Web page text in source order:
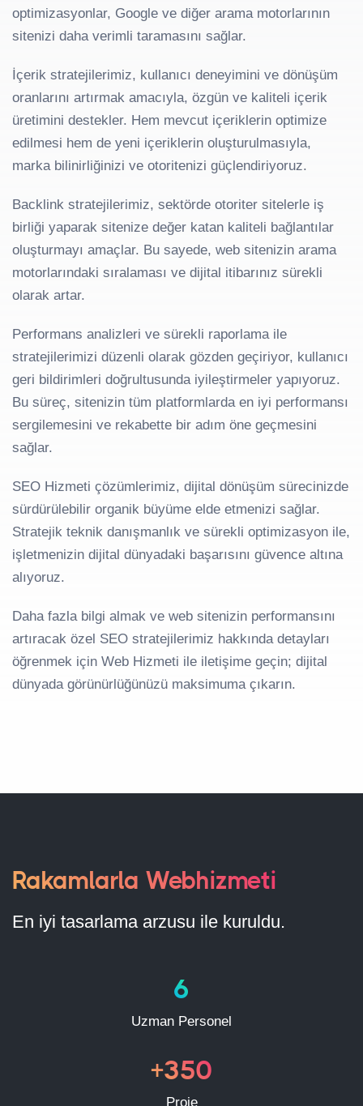
optimizasyonlar, Google ve diğer arama motorlarının
sitenizi daha verimli taramasını sağlar.
İçerik stratejilerimiz, kullanıcı deneyimini ve dönüşüm
oranlarını artırmak amacıyla, özgün ve kaliteli içerik
üretimini destekler. Hem mevcut içeriklerin optimize
edilmesi hem de yeni içeriklerin oluşturulmasıyla,
marka bilinirliğinizi ve otoritenizi güçlendiriyoruz.
Backlink stratejilerimiz, sektörde otoriter sitelerle iş
birliği yaparak sitenize değer katan kaliteli bağlantılar
oluşturmayı amaçlar. Bu sayede, web sitenizin arama
motorlarındaki sıralaması ve dijital itibarınız sürekli
olarak artar.
Performans analizleri ve sürekli raporlama ile
stratejilerimizi düzenli olarak gözden geçiriyor, kullanıcı
geri bildirimleri doğrultusunda iyileştirmeler yapıyoruz.
Bu süreç, sitenizin tüm platformlarda en iyi performansı
sergilemesini ve rekabette bir adım öne geçmesini
sağlar.
SEO Hizmeti çözümlerimiz, dijital dönüşüm sürecinizde
sürdürülebilir organik büyüme elde etmenizi sağlar.
Stratejik teknik danışmanlık ve sürekli optimizasyon ile,
işletmenizin dijital dünyadaki başarısını güvence altına
alıyoruz.
Daha fazla bilgi almak ve web sitenizin performansını
artıracak özel SEO stratejilerimiz hakkında detayları
öğrenmek için Web Hizmeti ile iletişime geçin; dijital
dünyada görünürlüğünüzü maksimuma çıkarın.
Rakamlarla Webhizmeti
En iyi tasarlama arzusu ile kuruldu.
6
Uzman Personel
+350
Proje